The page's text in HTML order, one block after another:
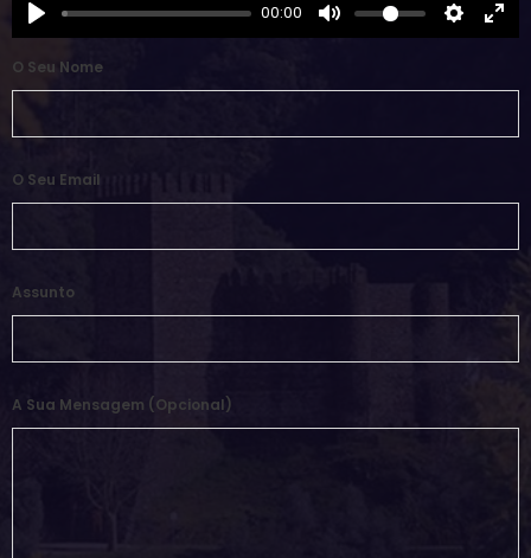
00:00
O Seu Nome
O Seu Email
Assunto
A Sua Mensagem (opcional)